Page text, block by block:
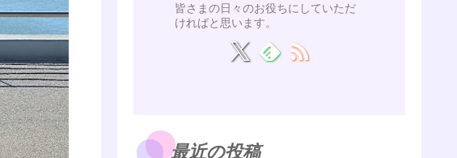
皆さまの日々のお役ちにしていただ
ければと思います。
最近の投稿